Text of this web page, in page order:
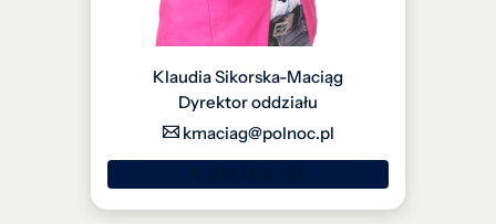
Klaudia Sikorska-Maciąg
Dyrektor oddziału
kmaciag@polnoc.pl